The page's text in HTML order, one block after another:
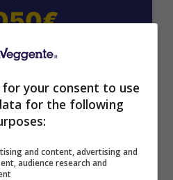
SNAI
your consent to use
for the following
and content, advertising and
audience research and